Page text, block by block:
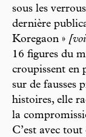
sous les
dernière
Koregaon »
16 figures du
croupissent en
sur de fausses
histoires, elle
la
C’est avec